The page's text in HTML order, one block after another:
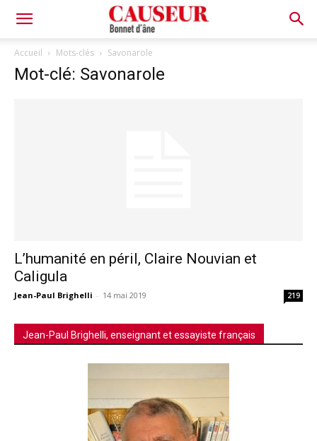
Bonnet
d'âne
Accueil Mots-clés Savonarole
Mot-clé: Savonarole
L’humanité en péril, Claire Nouvian et
Caligula
Jean-Paul Brighelli - 14 mai 2019 219
Jean-Paul Brighelli, enseignant et essayiste français